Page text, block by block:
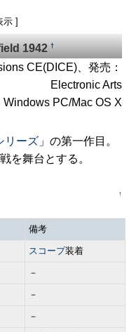
示 ]
1942†
CE(DICE)、発売：
Electronic Arts
PC/Mac OS X
リーズ 」の第一作目。
を舞台とする。
↑
備考
スコープ装着
－
－
－